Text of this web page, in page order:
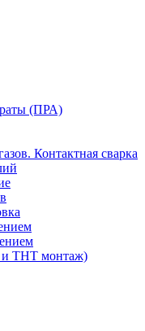
(ПРА)
Контактная сварка
и THT монтаж)